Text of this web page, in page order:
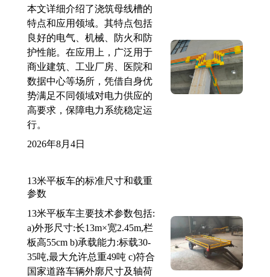
本文详细介绍了浇筑母线槽的
特点和应用领域。其特点包括
良好的电气、机械、防火和防
护性能。在应用上，广泛用于
商业建筑、工业厂房、医院和
数据中心等场所，凭借自身优
势满足不同领域对电力供应的
高要求，保障电力系统稳定运
行。
2026年8月4日
13米平板车的标准尺寸和载重
参数
13米平板车主要技术参数包括:
a)外形尺寸:长13m×宽2.45m,栏
板高55cm b)承载能力:标载30-
35吨,最大允许总重49吨 c)符合
国家道路车辆外廓尺寸及轴荷